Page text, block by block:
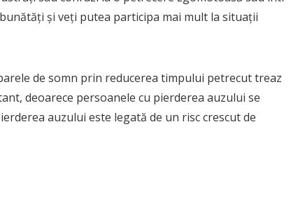
și veți putea participa mai mult la situații
de somn prin reducerea timpului petrecut treaz
deoarece persoanele cu pierderea auzului se
auzului este legată de un risc crescut de